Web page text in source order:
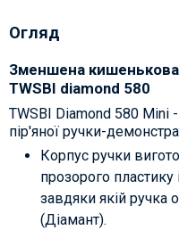
Огляд
Зменшена кишенькова
TWSBI diamond 580
TWSBI Diamond 580 Mini
пір'яної ручки-
Корпус ручки
прозорого
завдяки якій ручка
(Діамант).